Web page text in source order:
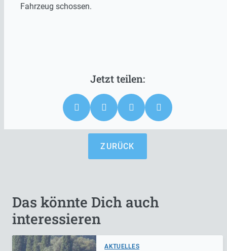
Fahrzeug schossen.
ZURÜCK
Das könnte Dich auch
interessieren
AKTUELLES